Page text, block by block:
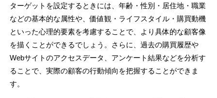
ターゲットを設定するときには、年齢・性別・居住地・職業
などの基本的な属性や、価値観・ライフスタイル・購買動機
といった心理的要素を考慮することで、より具体的な顧客像
を描くことができるでしょう。さらに、過去の購買履歴や
Webサイトのアクセスデータ、アンケート結果などを分析す
ることで、実際の顧客の行動傾向を把握することができま
す。